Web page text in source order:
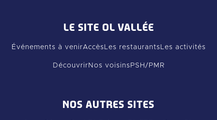
LE SITE OL VALLÉE
Événements à venirAccès Les restaurants Les activités
Découvrir Nos voisins PSH/PMR
NOS AUTRES SITES